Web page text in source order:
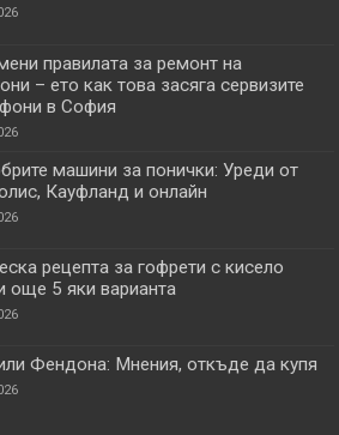
правилата за ремонт на
– ето как това засяга сервизите
в София
машини за понички: Уреди от
Кауфланд и онлайн
рецепта за гофрети с кисело
още 5 яки варианта
Фендона: Мнения, откъде да купя